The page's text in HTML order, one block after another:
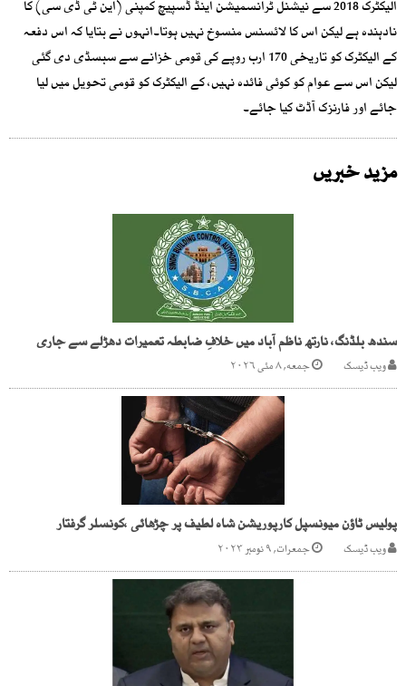
الیکٹرک 2018 سے نیشنل ٹرانسمیشن اینڈ ڈسپیچ کمپنی (این ٹی ڈی سی) کا
نادہندہ ہے لیکن اس کا لائسنس منسوخ نہیں ہوتا۔انہوں نے بتایا کہ اس دفعہ
کے الیکٹرک کو تاریخی 170 ارب روپے کی قومی خزانے سے سبسڈی دی گئی
لیکن اس سے عوام کو کوئی فائدہ نہیں، کے الیکٹرک کو قومی تحویل میں لیا
جائے اور فارنزک آڈٹ کیا جائے۔
مزید خبریں
سندھ بلڈنگ، نارتھ ناظم آباد میں خلافِ ضابطہ تعمیرات دھڑلے سے جاری
ویب ڈیسک جمعه, ۸ مئی ۲۰۲۶
پولیس ٹاؤن میونسپل کارپوریشن شاہ لطیف پر چڑھائی ،کونسلر گرفتار
ویب ڈیسک جمعرات, ۹ نومبر ۲۰۲۳